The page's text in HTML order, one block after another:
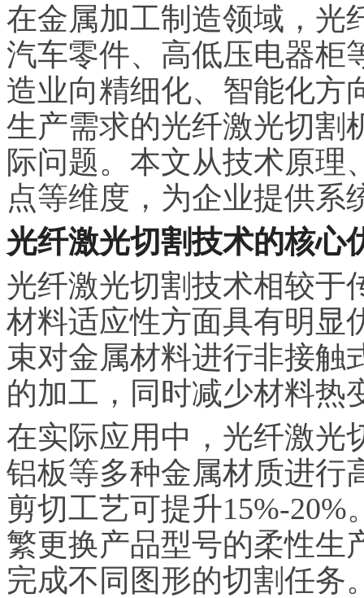
在金属加工制造领域，光
汽车零件、高低压电器柜
造业向精细化、智能化方
生产需求的光纤激光切割
际问题。本文从技术原理
点等维度，为企业提供系
光纤激光切割技术的核心
光纤激光切割技术相较于
材料适应性方面具有明显
束对金属材料进行非接触
的加工，同时减少材料热
在实际应用中，光纤激光
铝板等多种金属材质进行
剪切工艺可提升15%-
繁更换产品型号的柔性生
完成不同图形的切割任务